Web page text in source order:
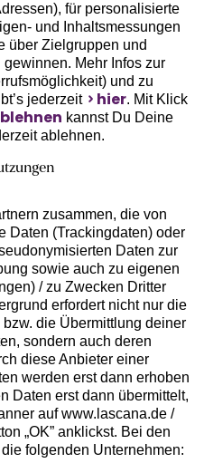
für personalisierte
und Inhaltsmessungen
über Zielgruppen und
Mehr Infos zur
und zu
jederzeit
hier. Mit Klick
kannst Du Deine
ablehnen.
zusammen, die von
Daten (Trackingdaten) oder
Daten zur
sowie auch zu eigenen
/ zu Zwecken Dritter
erfordert nicht nur die
die Übermittlung deiner
sondern auch deren
diese Anbieter einer
werden erst dann erhoben
Daten erst dann übermittelt,
auf www.lascana.de /
„OK” anklickst. Bei den
folgenden Unternehmen: